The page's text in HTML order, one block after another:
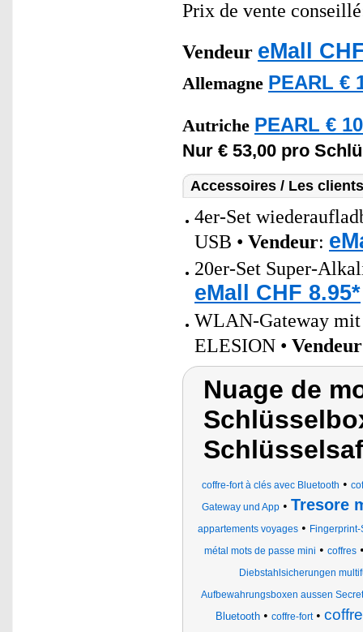
Prix de vente
Vendeur eMall
Allemagne PEARL €
Autriche PEARL €
Nur € 53,00 pro
Accessoires / Les
4er-Set
USB • Vendeur:
20er-Set Super-
eMall CHF 8.95*
WLAN-Gateway
ELESION • Vendeur
Nuage de
coffre-fort à clés avec Bluetooth •
Gateway und App • Tresore
appartements voyages • Fingerprint-
métal mots de passe mini • coffres
Diebstahlsicherungen
Aufbewahrungsboxen aussen
Bluetooth• coffre-fort•